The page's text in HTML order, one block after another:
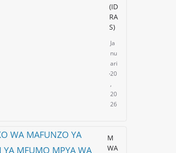
(ID
RA
S)
Ja
nu
ari
20
,
20
26
M
WA